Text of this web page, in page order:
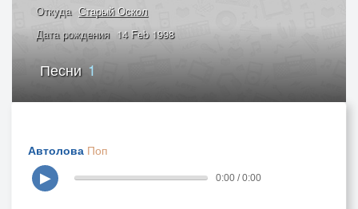
Откуда Старый Оскол
Дата рождения 14 Feb 1998
Песни 1
Автолова Поп
▶
0:00 / 0:00